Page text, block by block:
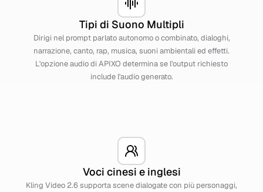
Tipi di Suono Multipli
Dirigi nel prompt parlato autonomo o combinato, dialoghi,
narrazione, canto, rap, musica, suoni ambientali ed effetti.
L'opzione audio di APIXO determina se l'output richiesto
include l'audio generato.
Voci cinesi e inglesi
Kling Video 2.6 supporta scene dialogate con più personaggi,